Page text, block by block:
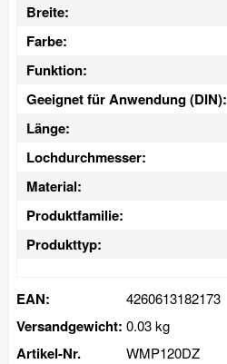
Breite:
Farbe:
Funktion:
Geeignet für Anwendung (DIN):
Länge:
Lochdurchmesser:
Material:
Produktfamilie:
Produkttyp:
EAN: 4260613182173
Versandgewicht: 0.03 kg
Artikel-Nr. WMP120DZ